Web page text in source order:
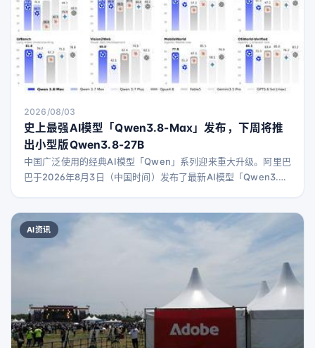
2026/08/03
史上最强AI模型「Qwen3.8-Max」发布，下周将推
出小型版Qwen3.8-27B
中国广泛使用的经典AI模型「Qwen」系列迎来重大升级。阿里巴
巴于2026年8月3日（中国时间）发布了最新AI模型「Qwen3.8-
27B」的开放权重。 通过QwenCloud API使用该模型的价格
为：输入每百万令牌2美元（约314日元），输出每百万令牌6美
AI资讯